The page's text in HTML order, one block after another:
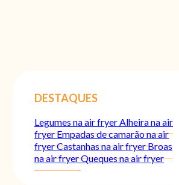
DESTAQUES
Legumes na air fryerAlheira na air
fryerEmpadas de camarão na air
fryerCastanhas na air fryerBroas
na air fryerQueques na air fryer